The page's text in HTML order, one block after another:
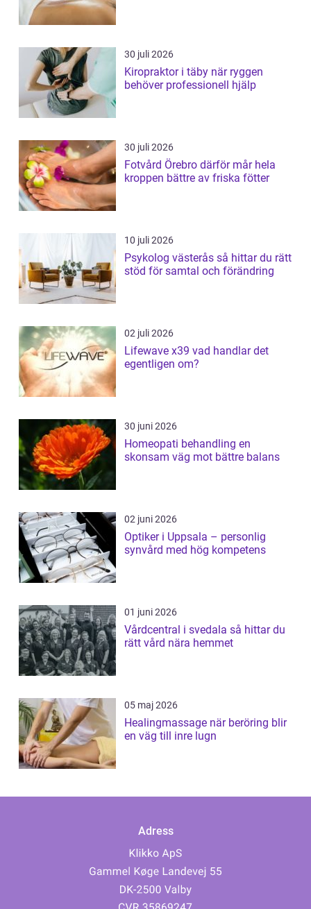
30 juli 2026
Kiropraktor i täby när ryggen
behöver professionell hjälp
30 juli 2026
Fotvård Örebro därför mår hela
kroppen bättre av friska fötter
10 juli 2026
Psykolog västerås så hittar du rätt
stöd för samtal och förändring
02 juli 2026
Lifewave x39 vad handlar det
egentligen om?
30 juni 2026
Homeopati behandling en
skonsam väg mot bättre balans
02 juni 2026
Optiker i Uppsala – personlig
synvård med hög kompetens
01 juni 2026
Vårdcentral i svedala så hittar du
rätt vård nära hemmet
05 maj 2026
Healingmassage när beröring blir
en väg till inre lugn
Adress